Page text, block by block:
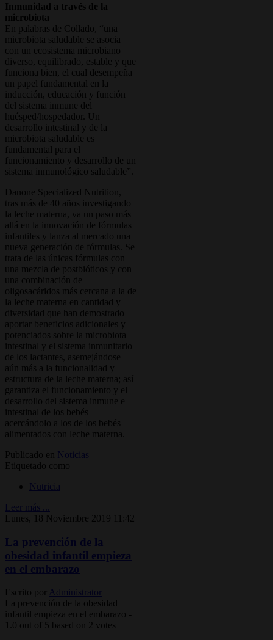
Inmunidad a través de la
microbiota
En palabras de Collado, “una
microbiota saludable se asocia
con un ecosistema microbiano
diverso, equilibrado, estable y que
funciona bien, el cual desempeña
un papel fundamental en la
inducción, educación y función
del sistema inmune del
huésped/hospedador. Un
desarrollo intestinal y de la
microbiota saludable es
fundamental para el
funcionamiento y desarrollo de un
sistema inmunológico saludable”.
Danone Specialized Nutrition,
tras más de 40 años investigando
la leche materna, va un paso más
allá en la innovación de fórmulas
infantiles y lanza al mercado una
nueva generación de fórmulas. Se
trata de las únicas fórmulas con
una mezcla de postbióticos y con
una combinación de
oligosacáridos más cercana a la de
la leche materna en cantidad y
diversidad que han demostrado
aportar beneficios adicionales y
potenciados sobre la microbiota
intestinal y el sistema inmunitario
de los lactantes, asemejándose
aún más a la funcionalidad y
estructura de la leche materna; así
garantiza el funcionamiento y el
desarrollo del sistema inmune e
intestinal de los bebés
acercándolo a los de los bebés
alimentados con leche materna.
Publicado en
Noticias
Etiquetado como
Nutricia
Leer más ...
Lunes, 18 Noviembre 2019 11:42
La prevención de la
obesidad infantil empieza
en el embarazo
Escrito por
Administrator
La prevención de la obesidad
infantil empieza en el embarazo -
1.0 out of 5 based on 2 votes